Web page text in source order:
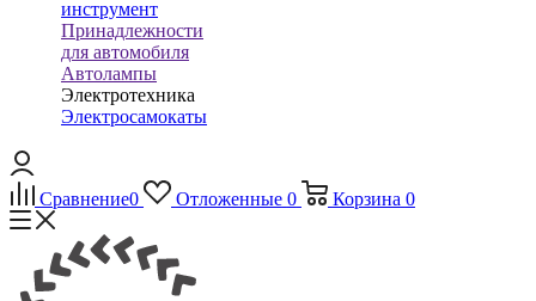
инструмент
Принадлежности
для автомобиля
Автолампы
Электротехника
Электросамокаты
Сравнение0 Отложенные 0 Корзина 0